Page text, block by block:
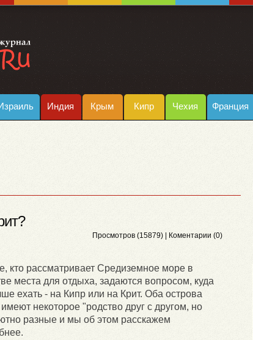
Индия Крым Кипр Чехия Франция
Просмотров (15879) | Коментарии (0)
кто рассматривает Средиземное море в
места для отдыха, задаются вопросом, куда
ехать - на Кипр или на Крит. Оба острова
имеют некоторое "родство друг с другом, но
разные и мы об этом расскажем